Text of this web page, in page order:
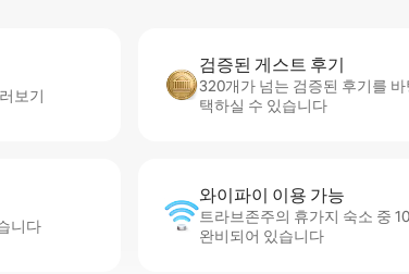
보기
검증된 게스트 후기
320개가 넘는 검증된 후기를
택하실 수 있습니다
니다
와이파이 이용 가능
트라브존주의 휴가지 숙소 중
완비되어 있습니다